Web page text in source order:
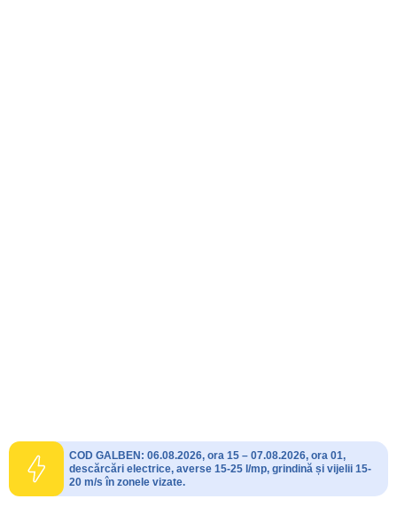
COD GALBEN: 06.08.2026, ora 15 – 07.08.2026, ora 01,
descărcări electrice, averse 15-25 l/mp, grindină și vijelii 15-
20 m/s în zonele vizate.